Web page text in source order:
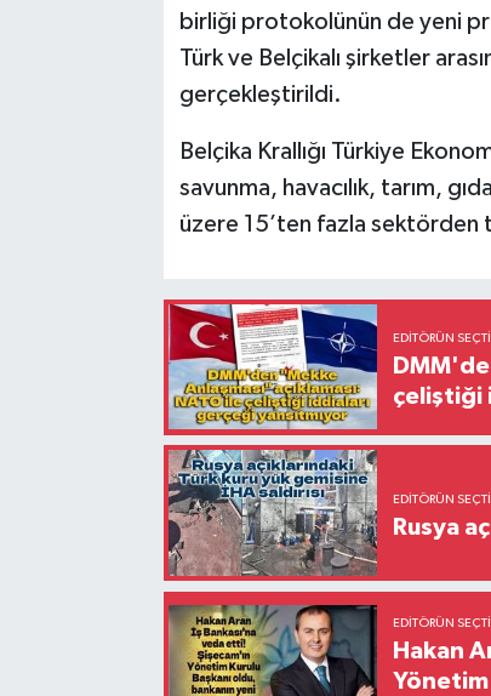
birliği protokolünün de yeni
Türk ve Belçikalı şirketler
gerçekleştirildi.
Belçika Krallığı Türkiye
savunma, havacılık, tarım,
üzere 15’ten fazla sektörden
EDITÖRÜN
çeliştiği
EDITÖRÜN
Rusya
EDITÖRÜN
Hakan
Yönetim